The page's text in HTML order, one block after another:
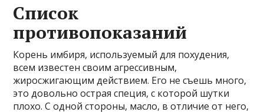
Список
противопоказаний
Корень имбиря, используемый для похудения,
всем известен своим агрессивным,
жиросжигающим действием. Его не съешь много,
это довольно острая специя, с которой шутки
плохо. С одной стороны, масло, в отличие от него,